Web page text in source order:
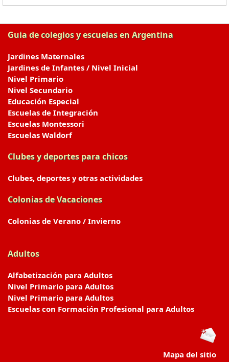
Guia de colegios y escuelas en Argentina
Jardines Maternales
Jardines de Infantes / Nivel Inicial
Nivel Primario
Nivel Secundario
Educación Especial
Escuelas de Integración
Escuelas Montessori
Escuelas Waldorf
Clubes y deportes para chicos
Clubes, deportes y otras actividades
Colonias de Vacaciones
Colonias de Verano / Invierno
Adultos
Alfabetización para Adultos
Nivel Primario para Adultos
Nivel Primario para Adultos
Escuelas con Formación Profesional para Adultos
Mapa del sitio